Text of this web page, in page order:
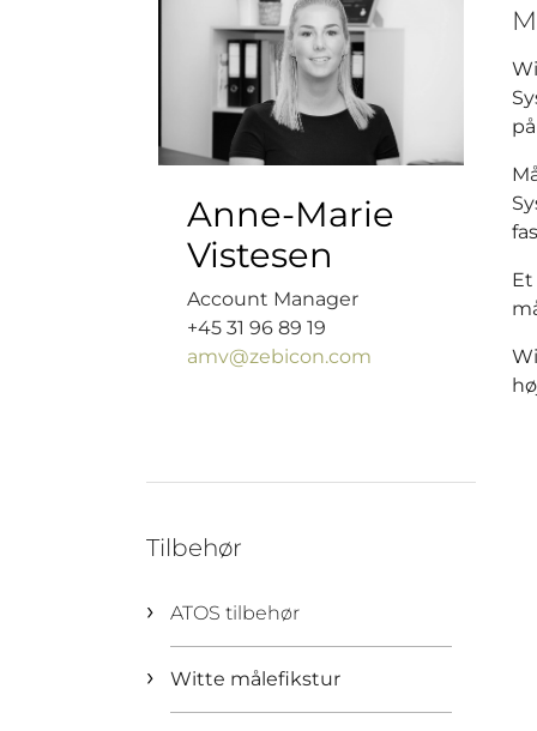
Anne-Marie
Vistesen
Account Manager
+45 31 96 89 19
amv@zebicon.com
Tilbehør
ATOS tilbehør
Witte målefikstur